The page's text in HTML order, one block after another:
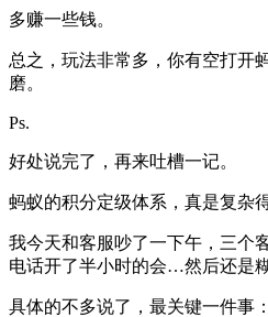
多赚一些钱。
总之，玩法非常多，你有空打开
磨。
Ps.
好处说完了，再来吐槽一记。
蚂蚁的积分定级体系，真是复杂
我今天和客服吵了一下午，三个
电话开了半小时的会…然后还是
具体的不多说了，最关键一件事：